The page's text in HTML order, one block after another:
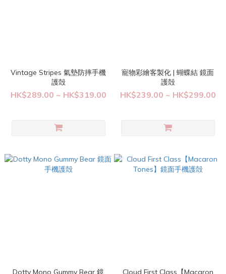
Vintage Stripes 氣墊防摔手機
護殻
HK$289.00 ~ HK$319.00
寵物彩繪客製化 | 蝴蝶結 鏡面
護殻
HK$239.00 ~ HK$299.00
Dotty Mono Gummy Bear 鏡
Cloud First Class【Macaron